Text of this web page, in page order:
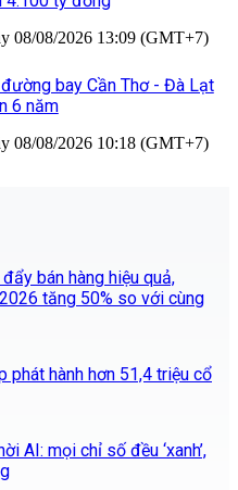
08/08/2026 13:09 (GMT+7)
bay Cần Thơ - Đà Lạt
6 năm
08/08/2026 10:18 (GMT+7)
bán hàng hiệu quả,
tăng 50% so với cùng
phát hành hơn 51,4 triệu cổ
AI: mọi chỉ số đều ‘xanh’,